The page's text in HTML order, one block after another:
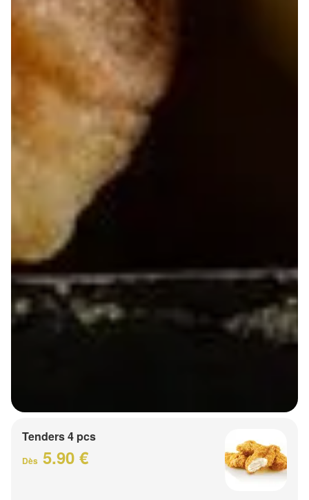
Tenders 4 pcs
Dès 5.90 €